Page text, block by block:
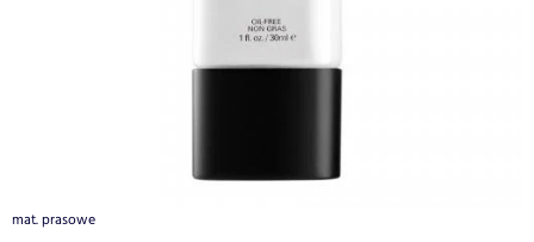
mat. prasowe